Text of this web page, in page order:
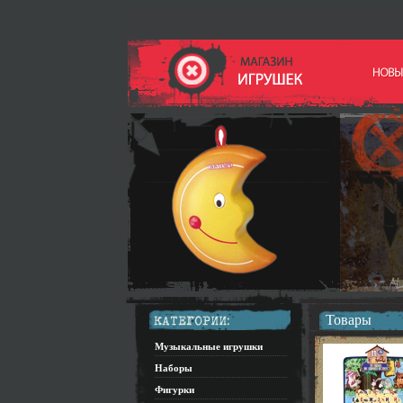
Музыкальные игрушки
Наборы
Фигурки
Товары